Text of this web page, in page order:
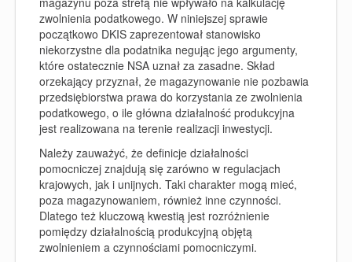
zwolnienia podatkowego. W niniejszej sprawie
początkowo DKIS zaprezentował stanowisko
niekorzystne dla podatnika negując jego argumenty,
które ostatecznie NSA uznał za zasadne. Skład
orzekający przyznał, że magazynowanie nie pozbawia
przedsiębiorstwa prawa do korzystania ze zwolnienia
podatkowego, o ile główna działalność produkcyjna
jest realizowana na terenie realizacji inwestycji.
Należy zauważyć, że definicje działalności
pomocniczej znajdują się zarówno w regulacjach
krajowych, jak i unijnych. Taki charakter mogą mieć,
poza magazynowaniem, również inne czynności.
Dlatego też kluczową kwestią jest rozróżnienie
pomiędzy działalnością produkcyjną objętą
zwolnieniem a czynnościami pomocniczymi.